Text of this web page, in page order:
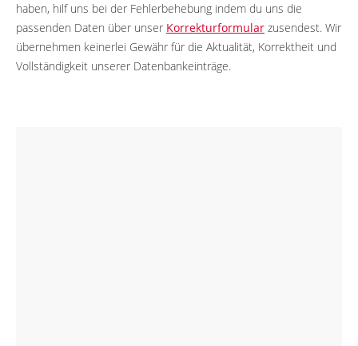
haben, hilf uns bei der Fehlerbehebung indem du uns die
passenden Daten über unser Korrekturformular zusendest. Wir
übernehmen keinerlei Gewähr für die Aktualität, Korrektheit und
Vollständigkeit unserer Datenbankeinträge.